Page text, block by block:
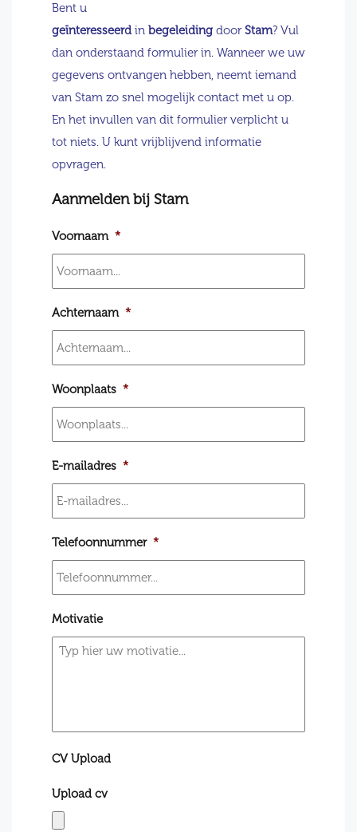
Bent u
geïnteresseerd in begeleiding door Stam? Vul
dan onderstaand formulier in. Wanneer we uw
gegevens ontvangen hebben, neemt iemand
van Stam zo snel mogelijk contact met u op.
En het invullen van dit formulier verplicht u
tot niets. U kunt vrijblijvend informatie
opvragen.
Aanmelden bij Stam
Voornaam *
Achternaam *
Woonplaats *
E-mailadres *
Telefoonnummer *
Motivatie
CV Upload
Upload cv